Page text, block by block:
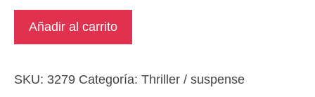
Telaraña
Saga
Añadir al carrito
SKU: 3279 Categoría: Thriller / suspense